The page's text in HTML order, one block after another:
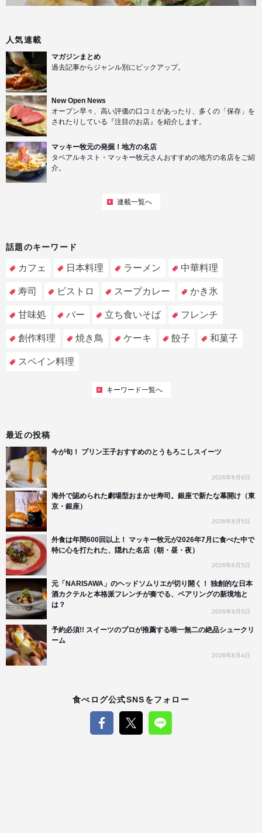
人気連載
マガジンまとめ
過去記事からジャンル別にピックアップ。
New Open News
オープン早々、高い評価の口コミがあったり、多くの「保存」を
されたりしている『注目のお店』を紹介します。
マッキー牧元の発掘！地方の名店
タベアルキスト・マッキー牧元さんおすすめの地方の名店をご紹
介。
連載一覧へ
話題のキーワード
カフェ 日本料理 ラーメン 中華料理
寿司 ビストロ スープカレー かき氷
甘味処 バー 立ち食いそば フレンチ
創作料理 焼き鳥 ケーキ 餃子 和菓子
スペイン料理
キーワード一覧へ
最近の投稿
今が旬！ プリン王子おすすめのとうもろこしスイーツ
2026年8月6日
海外で認められた劇場型おまかせ寿司。銀座で新たな幕開け（東
京・銀座）
2026年8月5日
外食は年間600回以上！ マッキー牧元が2026年7月に食べた中で
特に心を打たれた、隠れた名店（朝・昼・夜）
2026年8月5日
元「NARISAWA」のヘッドソムリエが切り開く！ 独創的な日本
酒カクテルと本格派フレンチが奏でる、ペアリングの新境地と
は？
2026年8月5日
予約必須!! スイーツのプロが推薦する唯一無二の絶品シュークリ
ーム
2026年8月4日
食べログ公式SNSをフォロー